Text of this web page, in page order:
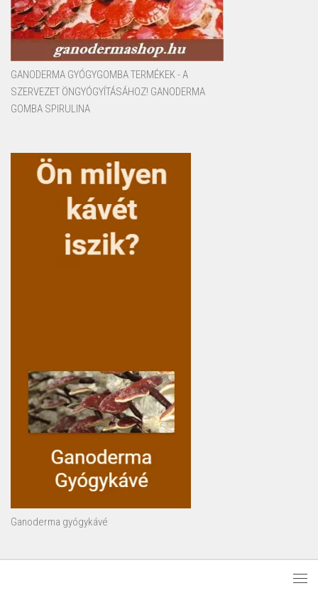
GANODERMA GYÓGYGOMBA TERMÉKEK - A
SZERVEZET ÖNGYÓGYÍTÁSÁHOZ! GANODERMA
GOMBA SPIRULINA
Ganoderma gyógykávé